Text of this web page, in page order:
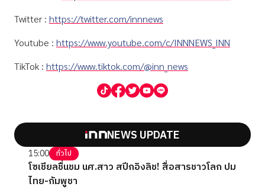
Twitter : https://twitter.com/innnews
Youtube : https://www.youtube.com/c/INNNEWS_INN
TikTok : https://www.tiktok.com/@inn_news
NEWS UPDATE
15:00 ทั่วไป
โซเชียลชื่นชม นศ.สาว สปีกอิงลิช! สื่อสารชาวโลก ปม
ไทย-กัมพูชา